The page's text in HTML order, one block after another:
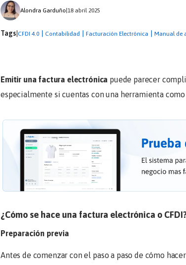
Alondra Garduño|18 abril 2025
Tags CFDI 4.0 Contabilidad Facturación Electrónica Manual de
Emitir una factura electrónica puede parecer
especialmente si cuentas con una herramienta
¿Cómo se hace una factura electrónica o
Preparación previa
Antes de comenzar con el paso a paso de cómo